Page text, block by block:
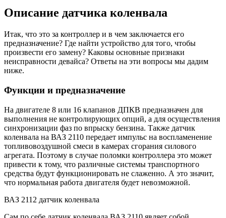
Описание датчика коленвала
Итак, что это за контроллер и в чем заключается его
предназначение? Где найти устройство для того, чтобы
произвести его замену? Каковы основные признаки
неисправности девайса? Ответы на эти вопросы мы дадим
ниже.
Функции и предназначение
На двигателе 8 или 16 клапанов ДПКВ предназначен для
выполнения не контролирующих опций, а для осуществления
синхронизации фаз по впрыску бензина. Также датчик
коленвала на ВАЗ 2110 передает импульс на воспламенение
топливовоздушной смеси в камерах сгорания силового
агрегата. Поэтому в случае поломки контроллера это может
привести к тому, что различные системы транспортного
средства будут функционировать не слаженно. А это значит,
что нормальная работа двигателя будет невозможной.
ВАЗ 2112 датчик коленвала